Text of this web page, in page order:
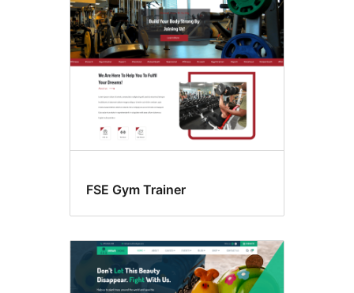
FSE Gym Trainer